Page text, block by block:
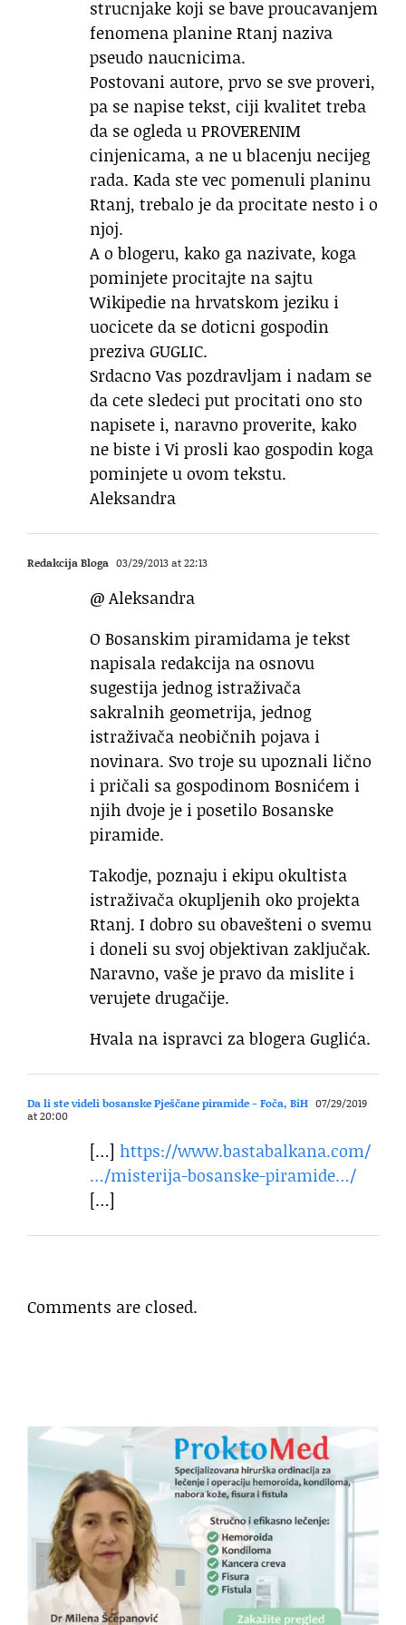
strucnjake koji se bave proucavanjem
fenomena planine Rtanj naziva
pseudo naucnicima.
Postovani autore, prvo se sve proveri,
pa se napise tekst, ciji kvalitet treba
da se ogleda u PROVERENIM
cinjenicama, a ne u blacenju necijeg
rada. Kada ste vec pomenuli planinu
Rtanj, trebalo je da procitate nesto i o
njoj.
A o blogeru, kako ga nazivate, koga
pominjete procitajte na sajtu
Wikipedie na hrvatskom jeziku i
uocicete da se doticni gospodin
preziva GUGLIC.
Srdacno Vas pozdravljam i nadam se
da cete sledeci put procitati ono sto
napisete i, naravno proverite, kako
ne biste i Vi prosli kao gospodin koga
pominjete u ovom tekstu.
Aleksandra
Redakcija Bloga 03/29/2013 at 22:13
@ Aleksandra
O Bosanskim piramidama je tekst
napisala redakcija na osnovu
sugestija jednog istraživača
sakralnih geometrija, jednog
istraživača neobičnih pojava i
novinara. Svo troje su upoznali lično
i pričali sa gospodinom Bosnićem i
njih dvoje je i posetilo Bosanske
piramide.
Takodje, poznaju i ekipu okultista
istraživača okupljenih oko projekta
Rtanj. I dobro su obavešteni o svemu
i doneli su svoj objektivan zaključak.
Naravno, vaše je pravo da mislite i
verujete drugačije.
Hvala na ispravci za blogera Guglića.
Da li ste videli bosanske Pješčane piramide - Foča, BiH 07/29/2019
at 20:00
[…] https://www.bastabalkana.com/
…/misterija-bosanske-piramide…/
[…]
Comments are closed.